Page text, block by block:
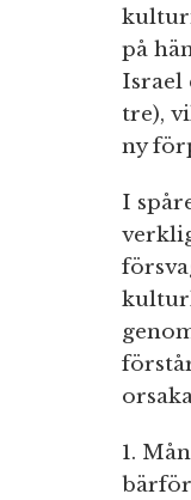
på
Israel
tre),
ny
I
1.